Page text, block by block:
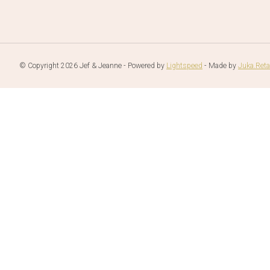
© Copyright 2026 Jef & Jeanne - Powered by Lightspeed - Made by